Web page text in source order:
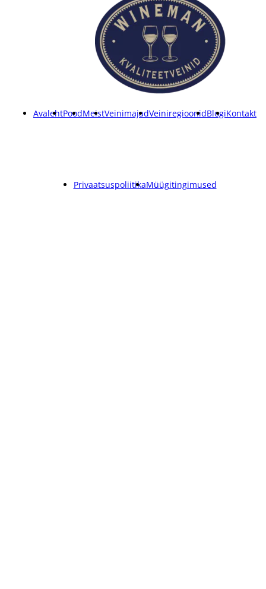
AvalehtPoodMeistVeinimajadVeiniregioonidBlogiKontakt
PrivaatsuspoliitikaMüügitingimused